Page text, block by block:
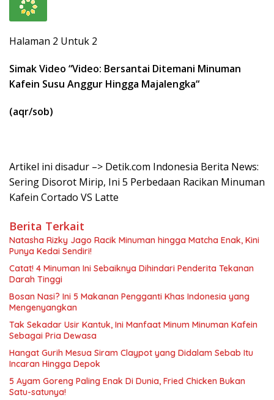
Halaman 2 Untuk 2
Simak Video “Video: Bersantai Ditemani Minuman
Kafein Susu Anggur Hingga Majalengka“
(aqr/sob)
Artikel ini disadur –> Detik.com Indonesia Berita News:
Sering Disorot Mirip, Ini 5 Perbedaan Racikan Minuman
Kafein Cortado VS Latte
Berita Terkait
Natasha Rizky Jago Racik Minuman hingga Matcha Enak, Kini
Punya Kedai Sendiri!
Catat! 4 Minuman Ini Sebaiknya Dihindari Penderita Tekanan
Darah Tinggi
Bosan Nasi? Ini 5 Makanan Pengganti Khas Indonesia yang
Mengenyangkan
Tak Sekadar Usir Kantuk, Ini Manfaat Minum Minuman Kafein
Sebagai Pria Dewasa
Hangat Gurih Mesua Siram Claypot yang Didalam Sebab Itu
Incaran Hingga Depok
5 Ayam Goreng Paling Enak Di Dunia, Fried Chicken Bukan
Satu-satunya!